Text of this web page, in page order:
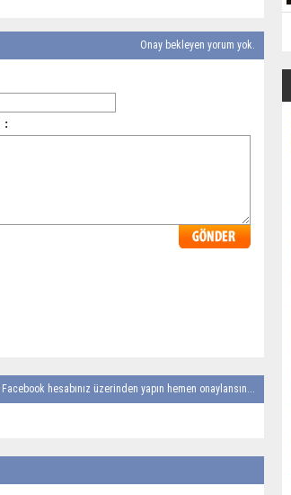
Onay bekleyen yorum yok.
Facebook hesabınız üzerinden yapın hemen onaylansın...